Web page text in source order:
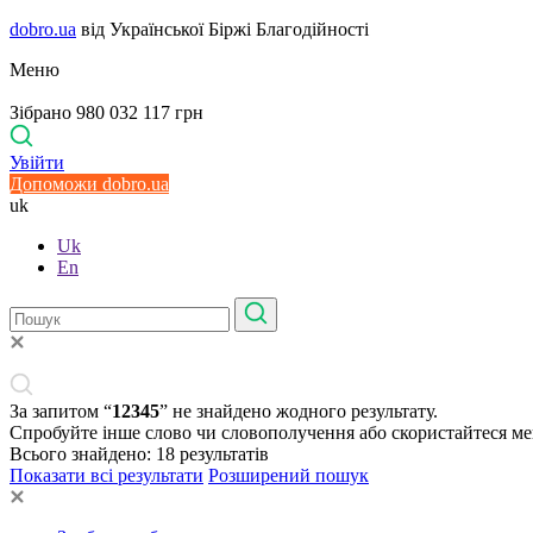
dobro.ua від Української Біржі Благодійності
Меню
Зібрано 980 032 117 грн
Увійти
Допоможи dobro.ua
uk
Uk
En
За запитом “12345” не знайдено жодного результату.
Спробуйте інше слово чи словополучення або скористайтеся
Всього знайдено: 18 результатів
Показати всі результати Розширений пошук